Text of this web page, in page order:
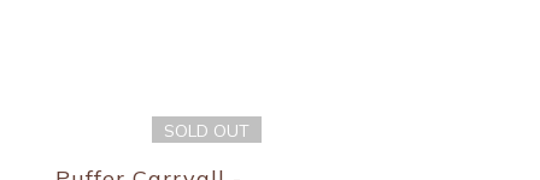
SOLD OUT